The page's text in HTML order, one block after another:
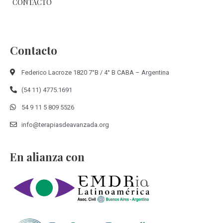
CONTACTO
Contacto
Federico Lacroze 1820 7°B / 4° B CABA – Argentina
(54 11) 4775.1691
54 9 11 5 809 5526
info@terapiasdeavanzada.org
En alianza con